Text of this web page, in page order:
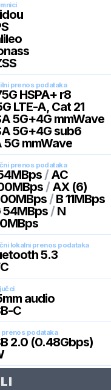
prenos podataka
HSPA+ r8
LTE-A, Cat 21
5G+4G mmWave
5G+4G sub6
5G mmWave
prenos podataka
/ AC
/ AX (6)
/ B 11MBps
54MBps / N
lokalni prenos podataka
5.3
audio
C
prenos podataka
2.0 (0.48Gbps)